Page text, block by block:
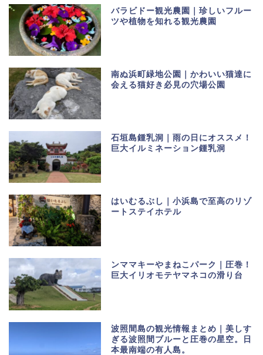
バラビドー観光農園｜珍しいフルー
ツや植物を知れる観光農園
南ぬ浜町緑地公園｜かわいい猫達に
会える猫好き必見の穴場公園
石垣島鍾乳洞｜雨の日にオススメ！
巨大イルミネーション鍾乳洞
はいむるぶし｜小浜島で至高のリゾ
ートステイホテル
ンママキーやまねこパーク｜圧巻！
巨大イリオモテヤマネコの滑り台
波照間島の観光情報まとめ｜美しす
ぎる波照間ブルーと圧巻の星空。日
本最南端の有人島。